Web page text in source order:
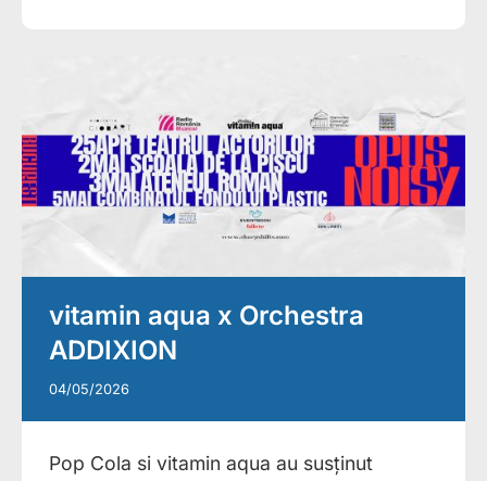
vitamin aqua x Orchestra
ADDIXION
04/05/2026
Pop Cola si vitamin aqua au susținut